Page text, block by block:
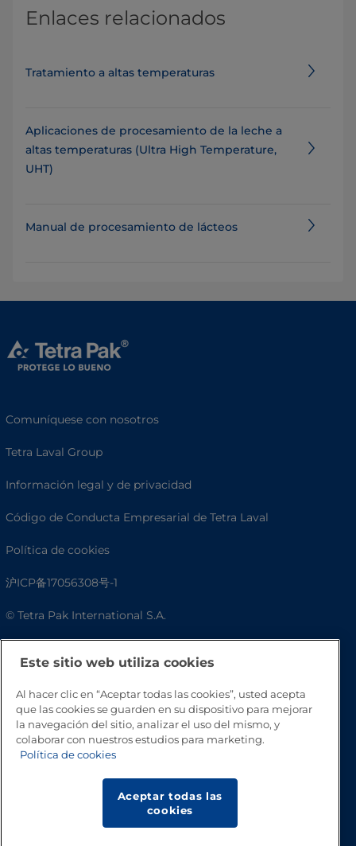
Enlaces relacionados
Tratamiento a altas temperaturas
Aplicaciones de procesamiento de la leche a
altas temperaturas (Ultra High Temperature,
UHT)
Manual de procesamiento de lácteos
Comuníquese con nosotros
Tetra Laval Group
Información legal y de privacidad
Código de Conducta Empresarial de Tetra Laval
Política de cookies
沪ICP备17056308号-1
© Tetra Pak International S.A.
Este sitio web utiliza cookies
Al hacer clic en “Aceptar todas las cookies”, usted acepta
que las cookies se guarden en su dispositivo para mejorar
la navegación del sitio, analizar el uso del mismo, y
colaborar con nuestros estudios para marketing.
Política de cookies
Aceptar todas las
cookies